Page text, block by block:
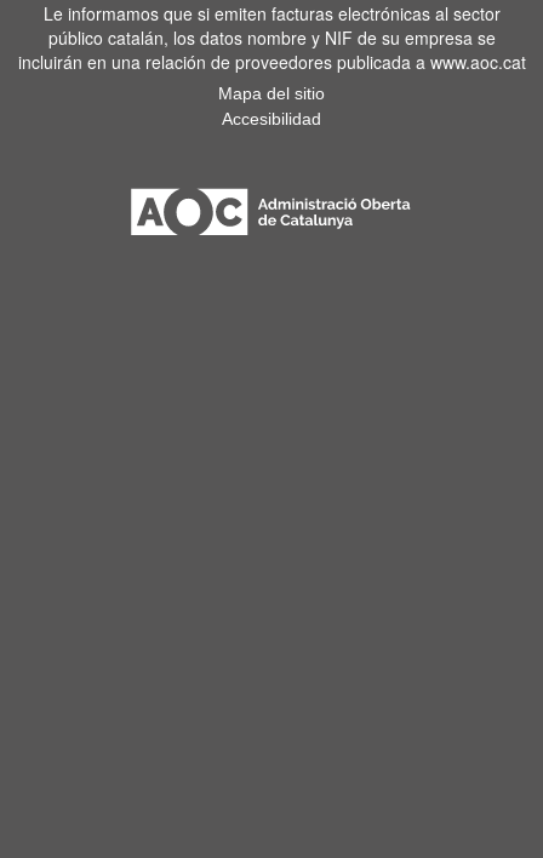
Le informamos que si emiten facturas electrónicas al sector
público catalán, los datos nombre y NIF de su empresa se
incluirán en una relación de proveedores publicada a www.aoc.cat
Mapa del sitio
Accesibilidad